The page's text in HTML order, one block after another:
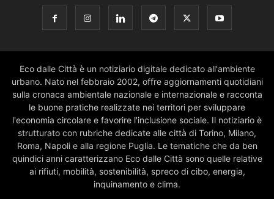
Eco dalle Città è un notiziario digitale dedicato all'ambiente
urbano. Nato nel febbraio 2002, offre aggiornamenti quotidiani
sulla cronaca ambientale nazionale e internazionale e racconta
le buone pratiche realizzate nei territori per sviluppare
l'economia circolare e favorire l'inclusione sociale. Il notiziario è
strutturato con rubriche dedicate alle città di Torino, Milano,
Roma, Napoli e alla regione Puglia. Le tematiche che da ben
quindici anni caratterizzano Eco dalle Città sono quelle relative
ai rifiuti, mobilità, sostenibilità, spreco di cibo, energia,
inquinamento e clima.